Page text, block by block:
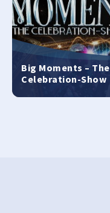
Big Moments – The
Celebration-Show